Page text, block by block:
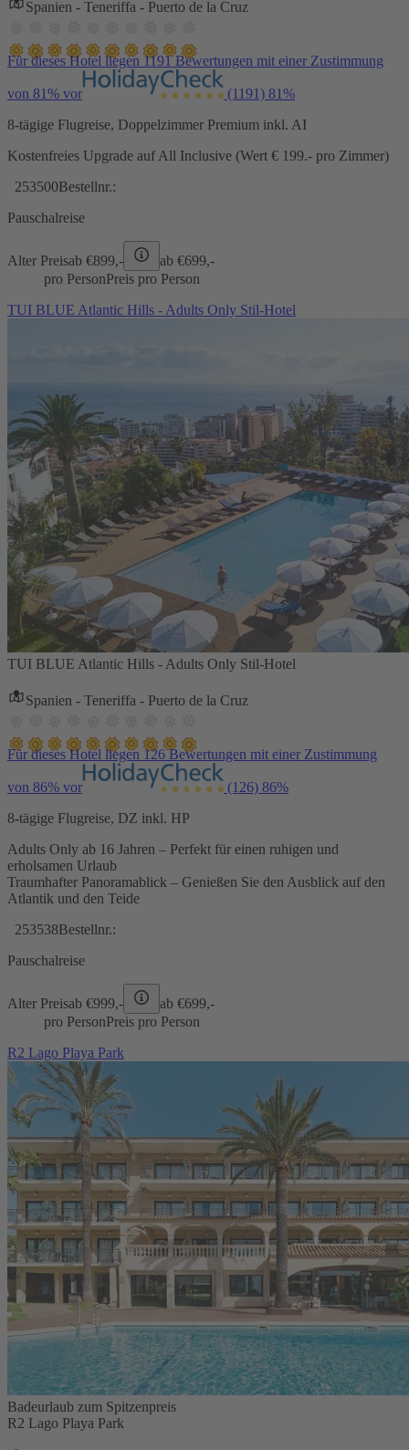
Spanien - Teneriffa - Puerto de la Cruz
Für dieses Hotel liegen 1191 Bewertungen mit einer Zustimmung
von 81% vor (1191) 81%
8-tägige Flugreise, Doppelzimmer Premium inkl. AI
Kostenfreies Upgrade auf All Inclusive (Wert € 199.- pro Zimmer)
253500Bestellnr.:
Pauschalreise
Alter Preisab €899,- ab €699,-
pro PersonPreis pro Person
TUI BLUE Atlantic Hills - Adults Only Stil-Hotel
TUI BLUE Atlantic Hills - Adults Only Stil-Hotel
Spanien - Teneriffa - Puerto de la Cruz
Für dieses Hotel liegen 126 Bewertungen mit einer Zustimmung
von 86% vor (126) 86%
8-tägige Flugreise, DZ inkl. HP
Adults Only ab 16 Jahren – Perfekt für einen ruhigen und
erholsamen Urlaub
Traumhafter Panoramablick – Genießen Sie den Ausblick auf den
Atlantik und den Teide
253538Bestellnr.:
Pauschalreise
Alter Preisab €999,- ab €699,-
pro PersonPreis pro Person
R2 Lago Playa Park
Badeurlaub zum Spitzenpreis
R2 Lago Playa Park